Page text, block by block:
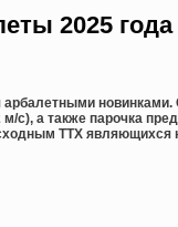
2025 года
с), а также парочка
ТТХ